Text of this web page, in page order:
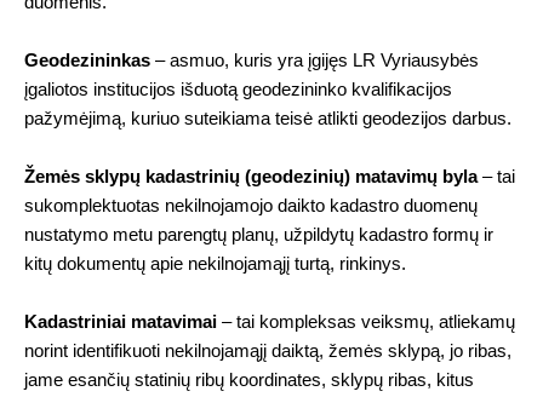
Geodezininkas – asmuo, kuris yra įgijęs LR Vyriausybės
įgaliotos institucijos išduotą geodezininko kvalifikacijos
pažymėjimą, kuriuo suteikiama teisė atlikti geodezijos darbus.
Žemės sklypų kadastrinių (geodezinių) matavimų byla– tai
sukomplektuotas nekilnojamojo daikto kadastro duomenų
nustatymo metu parengtų planų, užpildytų kadastro formų ir
kitų dokumentų apie nekilnojamąjį turtą, rinkinys.
Kadastriniai matavimai – tai kompleksas veiksmų, atliekamų
norint identifikuoti nekilnojamąjį daiktą, žemės sklypą, jo ribas,
jame esančių statinių ribų koordinates, sklypų ribas, kitus